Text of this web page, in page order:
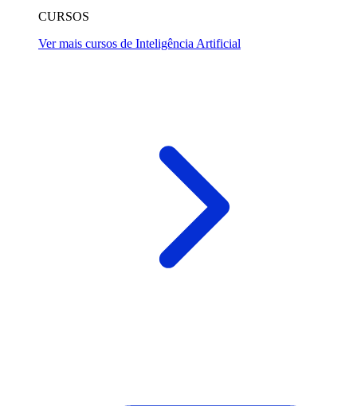
CURSOS
Ver mais cursos de Inteligência Artificial